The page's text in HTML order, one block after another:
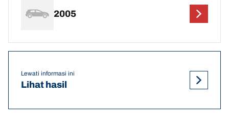
2005
Lewati informasi ini
Lihat hasil